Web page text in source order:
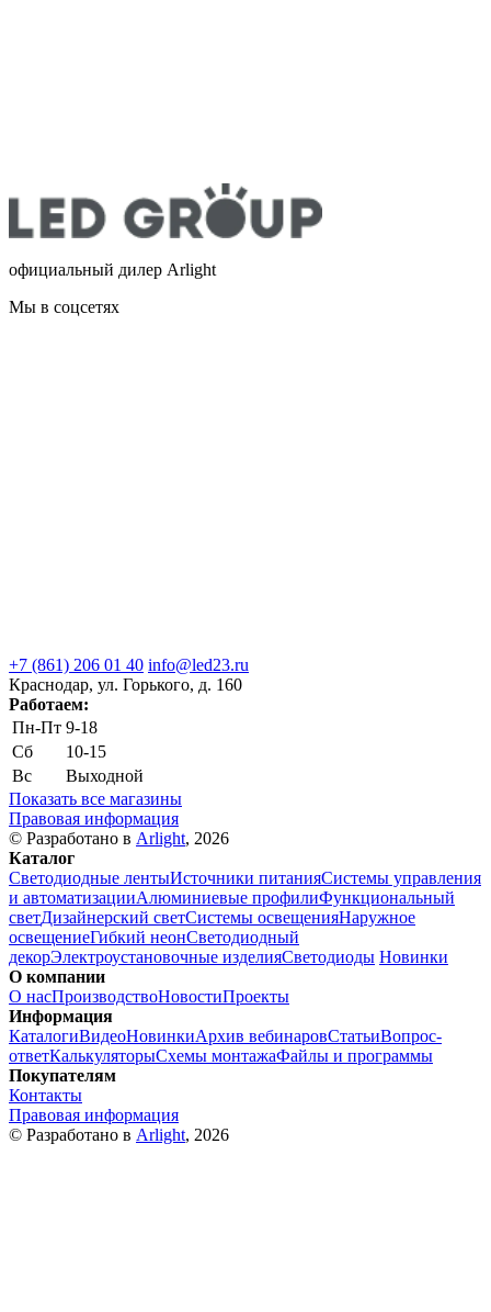
официальный дилер Arlight
Мы в соцсетях
+7 (861) 206 01 40 info@led23.ru
Краснодар, ул. Горького, д. 160
Работаем:
Пн-Пт 9-18
Сб
10-15
Вс
Выходной
Показать все магазины
Правовая информация
© Разработано в Arlight, 2026
Каталог
Светодиодные лентыИсточники питанияСистемы управления
и автоматизацииАлюминиевые профилиФункциональный
светДизайнерский светСистемы освещенияНаружное
освещениеГибкий неонСветодиодный
декорЭлектроустановочные изделияСветодиоды Новинки
О компании
О насПроизводствоНовостиПроекты
Информация
КаталогиВидеоНовинкиАрхив вебинаровСтатьиВопрос-
ответКалькуляторыСхемы монтажаФайлы и программы
Покупателям
Контакты
Правовая информация
© Разработано в Arlight, 2026